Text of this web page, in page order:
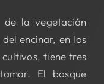
de la vegetación
encinar, en los
tiene tres
El bosque